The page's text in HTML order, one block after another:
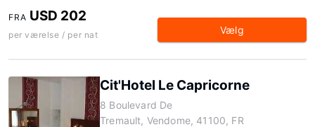
FRA USD 202
per værelse / per nat Vælg
Cit'Hotel Le Capricorne
8 Boulevard De
Tremault, Vendome, 41100, FR